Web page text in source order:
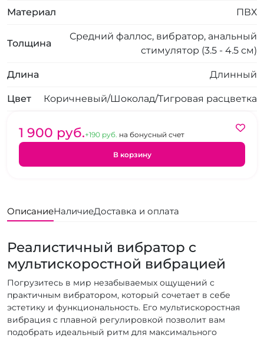
Материал ПВХ
Толщина
Средний фаллос, вибратор, анальный
стимулятор (3.5 - 4.5 см)
Длина Длинный
Цвет Коричневый/Шоколад/Тигровая расцветка
1 900 pуб.+190 pуб. на бонусный счет
В корзину
ОписаниеНаличиеДоставка и оплата
Реалистичный вибратор с
мультискоростной вибрацией
Погрузитесь в мир незабываемых ощущений с
практичным вибратором, который сочетает в себе
эстетику и функциональность. Его мультискоростная
вибрация с плавной регулировкой позволит вам
подобрать идеальный ритм для максимального